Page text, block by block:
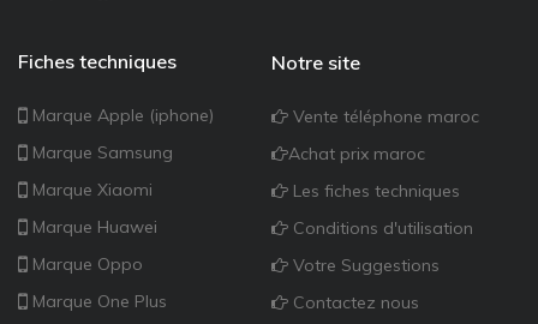
Fiches techniques
Marque Apple (iphone)
Marque Samsung
Marque Xiaomi
Marque Huawei
Marque Oppo
Marque One Plus
Notre site
Vente téléphone maroc
Achat prix maroc
Les fiches techniques
Conditions d'utilisation
Votre Suggestions
Contactez nous